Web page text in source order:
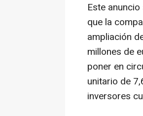
Este
que la
ampliación
millones de
poner en
unitario de
inversores